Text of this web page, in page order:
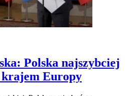
Polska najszybciej
krajem Europy